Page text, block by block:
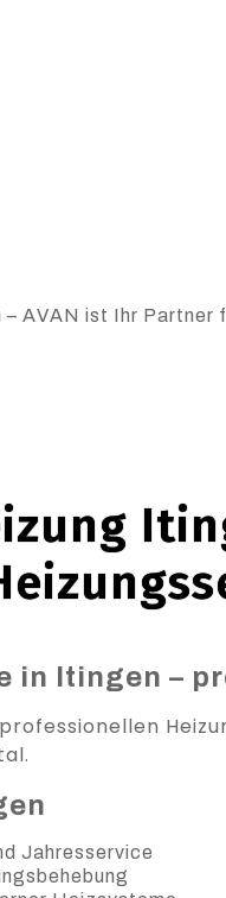
AVAN ist Ihr
in Itingen –
Jahresservice